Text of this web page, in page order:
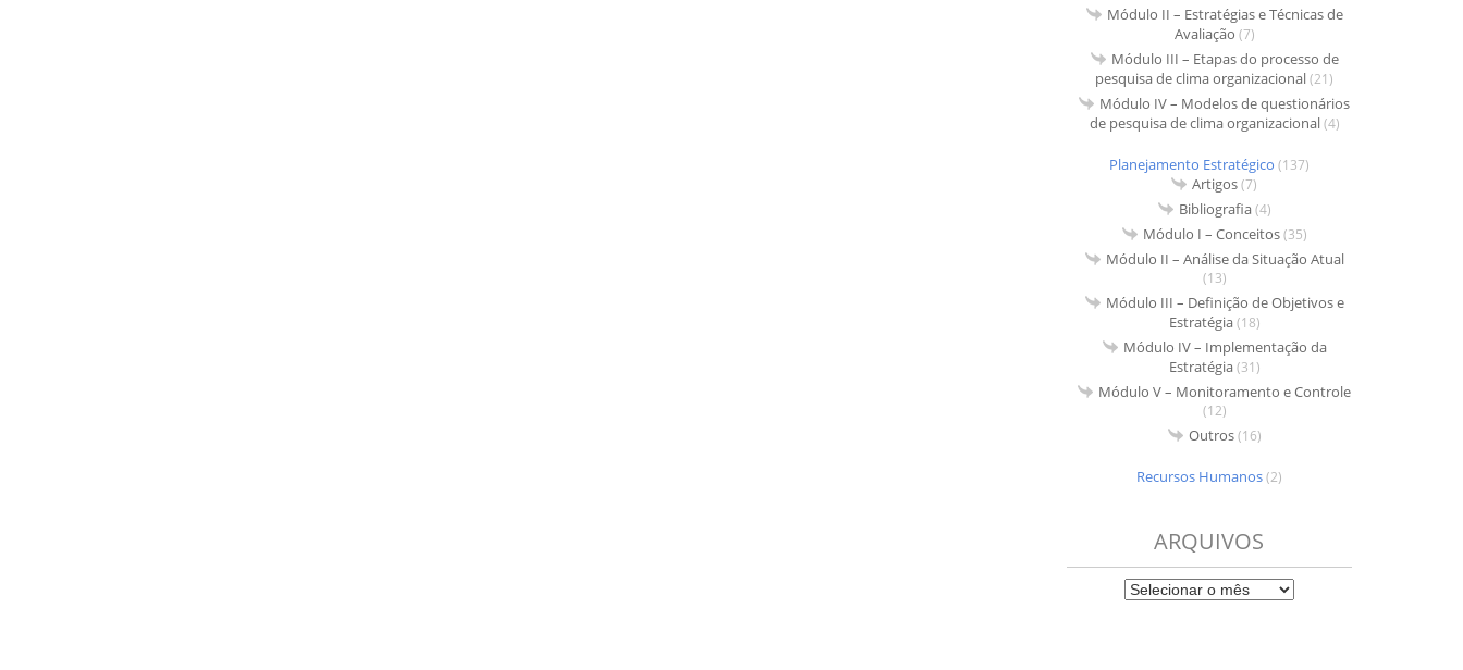
Módulo II – Estratégias e Técnicas de
Avaliação (7)
Módulo III – Etapas do processo de
pesquisa de clima organizacional(21)
Módulo IV – Modelos de questionários
de pesquisa de clima organizacional(4)
Planejamento Estratégico (137)
Artigos(7)
Bibliografia(4)
Módulo I – Conceitos(35)
Módulo II – Análise da Situação Atual
(13)
Módulo III – Definição de Objetivos e
Estratégia(18)
Módulo IV – Implementação da
Estratégia(31)
Módulo V – Monitoramento e Controle
(12)
Outros(16)
Recursos Humanos(2)
ARQUIVOS